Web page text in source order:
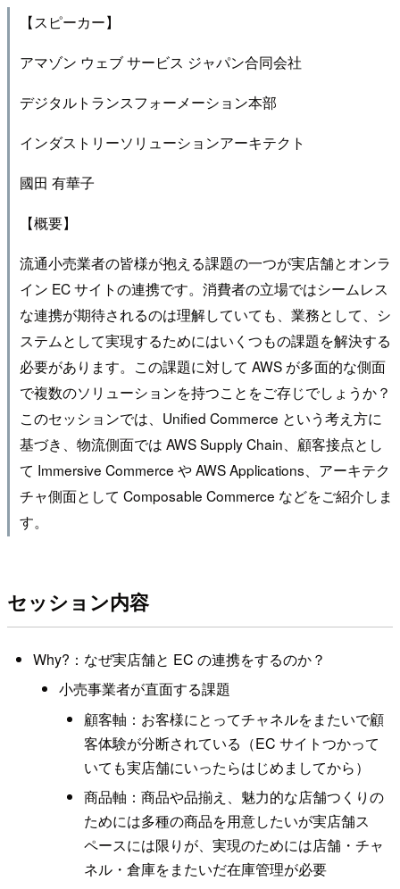
【スピーカー】
アマゾン ウェブ サービス ジャパン合同会社
デジタルトランスフォーメーション本部
インダストリーソリューションアーキテクト
國田 有華子
【概要】
流通小売業者の皆様が抱える課題の一つが実店舗とオンラ
イン EC サイトの連携です。消費者の立場ではシームレス
な連携が期待されるのは理解していても、業務として、シ
ステムとして実現するためにはいくつもの課題を解決する
必要があります。この課題に対して AWS が多面的な側面
で複数のソリューションを持つことをご存じでしょうか？
このセッションでは、Unified Commerce という考え方に
基づき、物流側面では AWS Supply Chain、顧客接点とし
て Immersive Commerce や AWS Applications、アーキテク
チャ側面として Composable Commerce などをご紹介しま
す。
セッション内容
Why?：なぜ実店舗と EC の連携をするのか？
小売事業者が直面する課題
顧客軸：お客様にとってチャネルをまたいで顧
客体験が分断されている（EC サイトつかって
いても実店舗にいったらはじめましてから）
商品軸：商品や品揃え、魅力的な店舗つくりの
ためには多種の商品を用意したいが実店舗ス
ペースには限りが、実現のためには店舗・チャ
ネル・倉庫をまたいだ在庫管理が必要